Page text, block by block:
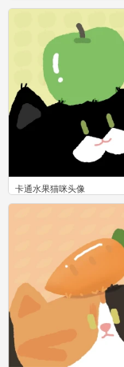
0
卡通水果猫咪头像
0